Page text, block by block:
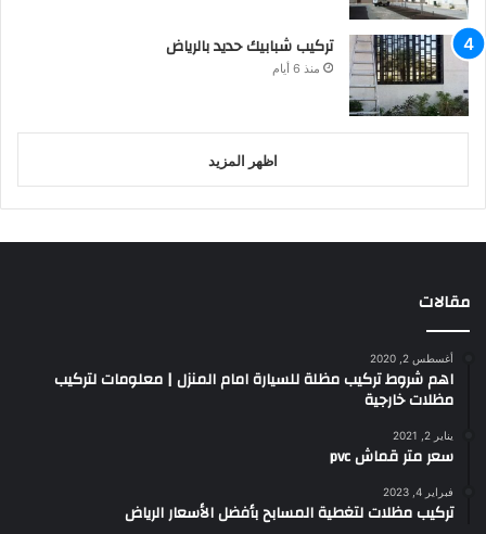
تركيب شبابيك حديد بالرياض
منذ 6 أيام
اظهر المزيد
مقالات
أغسطس 2, 2020
اهم شروط تركيب مظلة للسيارة امام المنزل | معلومات لتركيب
مظلات خارجية
يناير 2, 2021
سعر متر قماش pvc
فبراير 4, 2023
تركيب مظلات لتغطية المسابح بأفضل الأسعار الرياض